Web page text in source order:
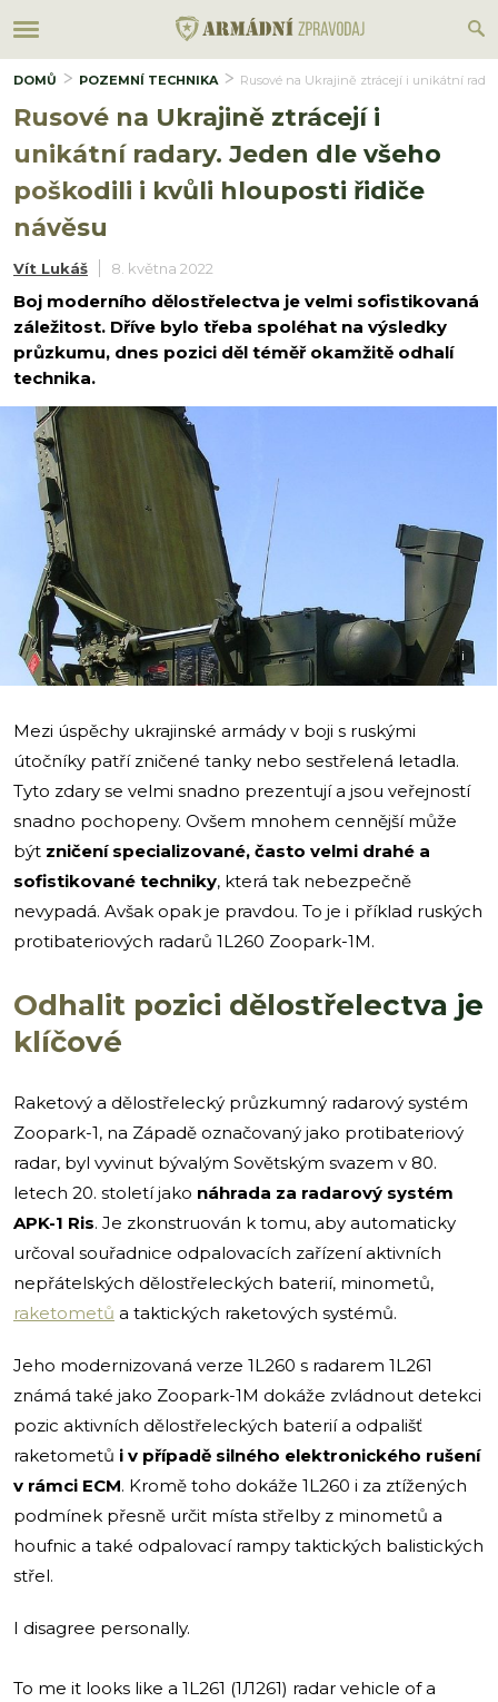
DOMŮ POZEMNÍ TECHNIKA Rusové na Ukrajině ztrácejí i unikátní
Rusové na Ukrajině ztrácejí i
unikátní radary. Jeden dle všeho
poškodili i kvůli hlouposti řidiče
návěsu
Vít Lukáš 8. května 2022
Boj moderního dělostřelectva je velmi sofistikovaná
záležitost. Dříve bylo třeba spoléhat na výsledky
průzkumu, dnes pozici děl téměř okamžitě odhalí
technika.
i
Mezi úspěchy ukrajinské armády v boji s ruskými
útočníky patří zničené tanky nebo sestřelená letadla.
Tyto zdary se velmi snadno prezentují a jsou veřejností
snadno pochopeny. Ovšem mnohem cennější může
být zničení specializované, často velmi drahé a
sofistikované techniky, která tak nebezpečně
nevypadá. Avšak opak je pravdou. To je i příklad ruských
protibateriových radarů 1L260 Zoopark-1M.
Odhalit pozici dělostřelectva je
klíčové
Raketový a dělostřelecký průzkumný radarový systém
Zoopark-1, na Západě označovaný jako protibateriový
radar, byl vyvinut bývalým Sovětským svazem v 80.
letech 20. století jako náhrada za radarový systém
APK-1 Ris. Je zkonstruován k tomu, aby automaticky
určoval souřadnice odpalovacích zařízení aktivních
nepřátelských dělostřeleckých baterií, minometů,
raketometů a taktických raketových systémů.
Jeho modernizovaná verze 1L260 s radarem 1L261
známá také jako Zoopark-1M dokáže zvládnout detekci
pozic aktivních dělostřeleckých baterií a odpališť
raketometů i v případě silného elektronického rušení
v rámci ECM. Kromě toho dokáže 1L260 i za ztížených
podmínek přesně určit místa střelby z minometů a
houfnic a také odpalovací rampy taktických balistických
střel.
I disagree personally.
To me it looks like a 1L261 (1Л261) radar vehicle of a